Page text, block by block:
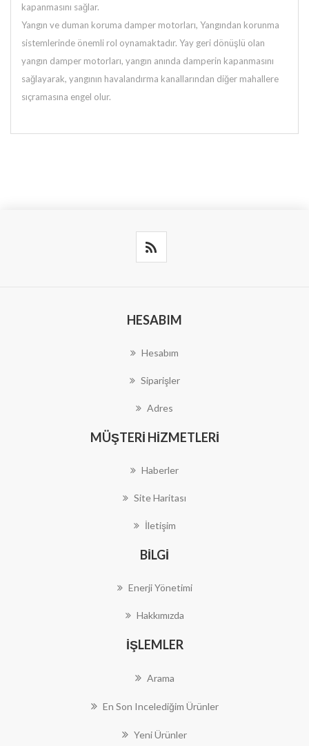
kapanmasını sağlar.
Yangın ve duman koruma damper motorları, Yangından korunma
sistemlerinde önemli rol oynamaktadır. Yay geri dönüşlü olan
yangın damper motorları, yangın anında damperin kapanmasını
sağlayarak, yangının havalandırma kanallarından diğer mahallere
sıçramasına engel olur.
HESABIM
Hesabım
Siparişler
Adres
MÜŞTERI HIZMETLERI
Haberler
Site Haritası
İletişim
BILGI
Enerji Yönetimi
Hakkımızda
İŞLEMLER
Arama
En Son Incelediğim Ürünler
Yeni Ürünler